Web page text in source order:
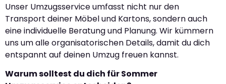
Unser Umzugsservice umfasst nicht nur den
Transport deiner Möbel und Kartons, sondern auch
eine individuelle Beratung und Planung. Wir kümmern
uns um alle organisatorischen Details, damit du dich
entspannt auf deinen Umzug freuen kannst.
Warum solltest du dich für Sommer